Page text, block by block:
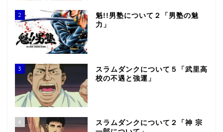
2
魁!!男塾について２「男塾の魅
力」
3
スラムダンクについて５「武里高
校の不遇と強運」
4
スラムダンクについて２「神 宗